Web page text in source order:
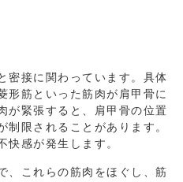
密接に関わっています。具体
形筋といった筋肉が肩甲骨に
が緊張すると、肩甲骨の位置
限されることがあります。
快感が発生します。
、これらの筋肉をほぐし、筋